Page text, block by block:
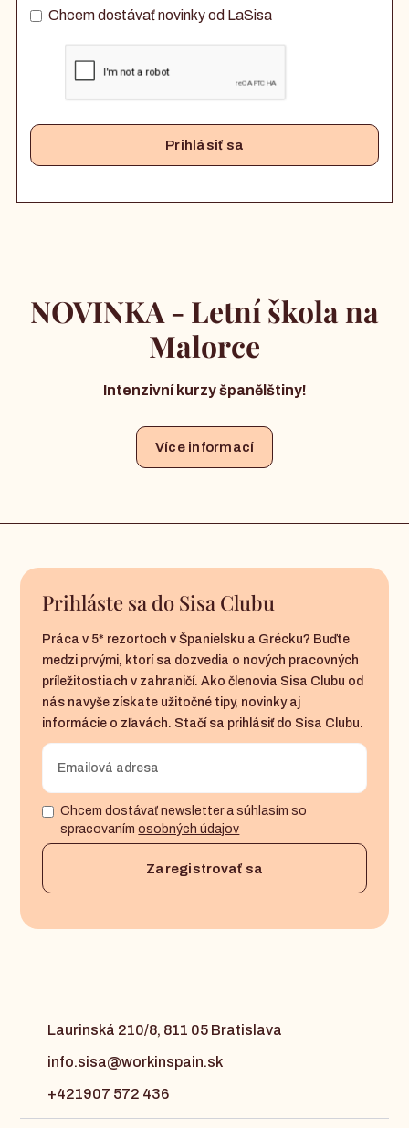
Chcem dostávať novinky od LaSisa
NOVINKA - Letní škola na
Malorce
Intenzivní kurzy španělštiny!
Více informací
Prihláste sa do Sisa Clubu
Práca v 5* rezortoch v Španielsku a Grécku? Buďte
medzi prvými, ktorí sa dozvedia o nových pracovných
príležitostiach v zahraničí. Ako členovia Sisa Clubu od
nás navyše získate užitočné tipy, novinky aj
informácie o zľavách. Stačí sa prihlásiť do Sisa Clubu.
Chcem dostávať newsletter a súhlasím so
spracovanímosobných údajov
Laurinská 210/8, 811 05 Bratislava
info.sisa@workinspain.sk
+421907 572 436